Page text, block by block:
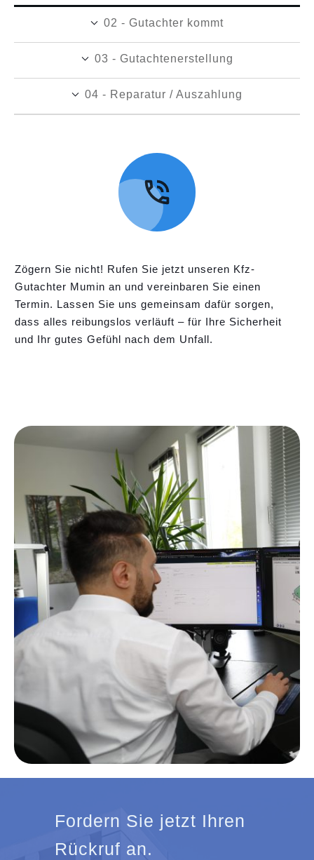
02 - Gutachter kommt
03 - Gutachtenerstellung
04 - Reparatur / Auszahlung
Zögern Sie nicht! Rufen Sie jetzt unseren Kfz-
Gutachter Mumin an und vereinbaren Sie einen
Termin. Lassen Sie uns gemeinsam dafür sorgen,
dass alles reibungslos verläuft – für Ihre Sicherheit
und Ihr gutes Gefühl nach dem Unfall.
Fordern Sie jetzt Ihren
Rückruf an.